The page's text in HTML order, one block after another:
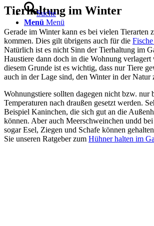
Suche
Menü Menü
Tierhaltung im Winter
Gerade im Winter kann es bei vielen Tierarten
kommen. Dies gilt übrigens auch für die
Natürlich ist es nicht Sinn der Tierhaltung im
Haustiere dann doch in die Wohnung verlagert
diesem Grunde ist es wichtig, dass nur Tiere
auch in der Lage sind, den Winter in der Natur
Wohnungstiere sollten dagegen nicht bzw. nur
Temperaturen nach draußen gesetzt werden.
Beispiel Kaninchen, die sich gut an die
können. Aber auch Meerschweinchen undd
sogar Esel, Ziegen und Schafe können
Sie unseren Ratgeber zum Hühner halten im